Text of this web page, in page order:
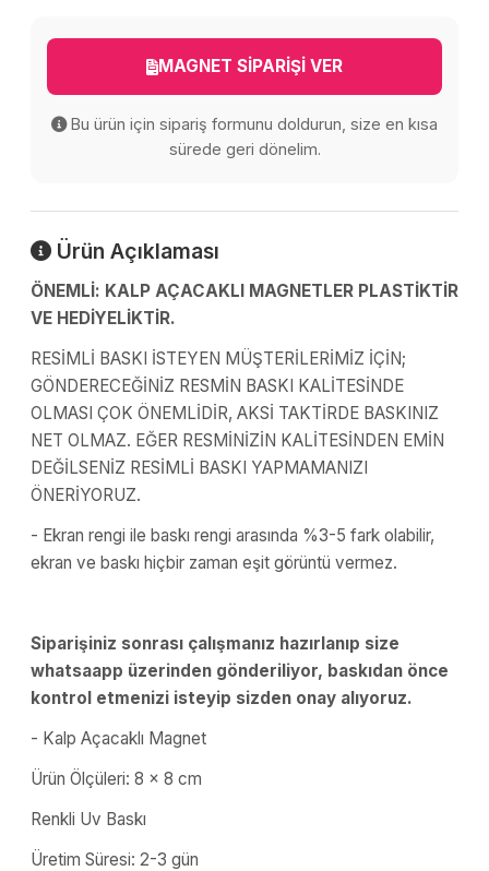
MAGNET SİPARİŞİ VER
Bu ürün için sipariş formunu doldurun, size en kısa
sürede geri dönelim.
Ürün Açıklaması
ÖNEMLİ: KALP AÇACAKLI MAGNETLER PLASTİKTİR
VE HEDİYELİKTİR.
RESİMLİ BASKI İSTEYEN MÜŞTERİLERİMİZ İÇİN;
GÖNDERECEĞİNİZ RESMİN BASKI KALİTESİNDE
OLMASI ÇOK ÖNEMLİDİR, AKSİ TAKTİRDE BASKINIZ
NET OLMAZ. EĞER RESMİNİZİN KALİTESİNDEN EMİN
DEĞİLSENİZ RESİMLİ BASKI YAPMAMANIZI
ÖNERİYORUZ.
- Ekran rengi ile baskı rengi arasında %3-5 fark olabilir,
ekran ve baskı hiçbir zaman eşit görüntü vermez.
Siparişiniz sonrası çalışmanız hazırlanıp size
whatsaapp üzerinden gönderiliyor, baskıdan önce
kontrol etmenizi isteyip sizden onay alıyoruz.
- Kalp Açacaklı Magnet
Ürün Ölçüleri: 8 x 8 cm
Renkli Uv Baskı
Üretim Süresi: 2-3 gün